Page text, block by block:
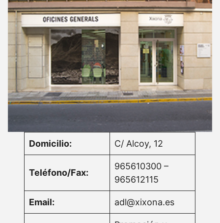
Domicilio: C/ Alcoy, 12
Teléfono/Fax:
965610300 –
965612115
Email: adl@xixona.es